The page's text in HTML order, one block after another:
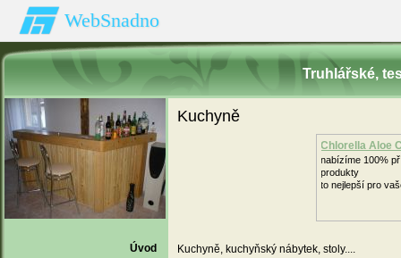
WebSnadno
Truhlářské‚
Úvod
Kuchyně
Chlorella Aloe
nabízíme 100%
produkty
to nejlepší pro
Kuchyně, kuchyňský nábytek, stoly....